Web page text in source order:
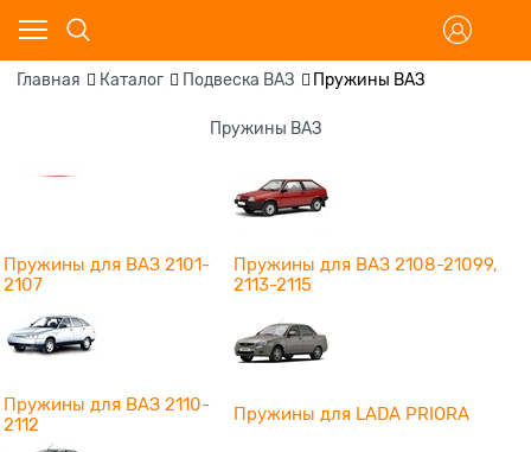
Главная Каталог Подвеска ВАЗ Пружины ВАЗ
Пружины ВАЗ
Пружины для ВАЗ 2101-
2107
Пружины для ВАЗ 2108-21099,
2113-2115
Пружины для ВАЗ 2110-
2112
Пружины для LADA PRIORA